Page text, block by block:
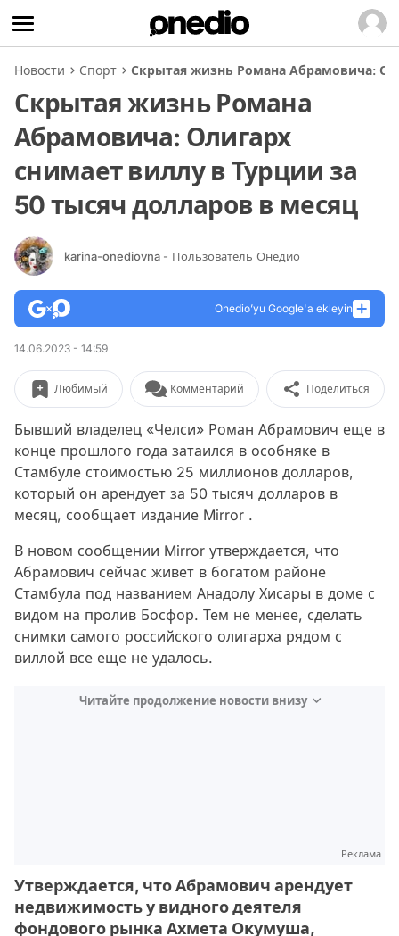
Новости Спорт Скрытая жизнь Романа Абрамовича:
Скрытая жизнь Романа
Абрамовича: Олигарх
снимает виллу в Турции за
50 тысяч долларов в месяц
karina-onediovna - Пользователь Онедио
Onedio’yu Google'a ekleyin
14.06.2023 - 14:59
Любимый Комментарий Поделиться
Бывший владелец «Челси» Роман Абрамович еще в
конце прошлого года затаился в особняке в
Стамбуле стоимостью 25 миллионов долларов,
который он арендует за 50 тысяч долларов в
месяц, сообщает издание Mirror .
В новом сообщении Mirror утверждается, что
Абрамович сейчас живет в богатом районе
Стамбула под названием Анадолу Хисары в доме с
видом на пролив Босфор. Тем не менее, сделать
снимки самого российского олигарха рядом с
виллой все еще не удалось.
Читайте продолжение новости внизу
Реклама
Утверждается, что Абрамович арендует
недвижимость у видного деятеля
фондового рынка Ахмета Окумуша,